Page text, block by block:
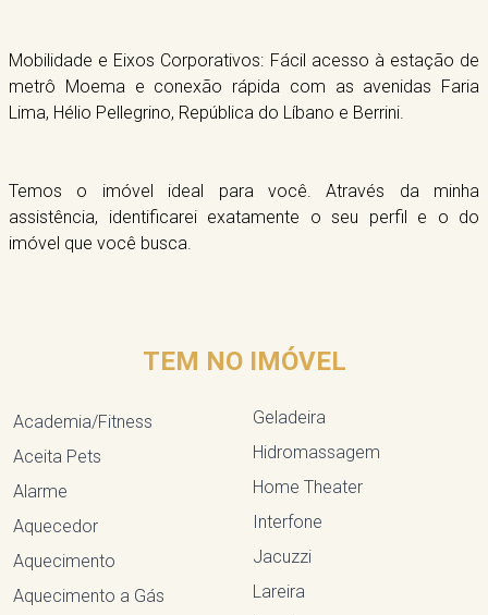
Mobilidade e Eixos Corporativos: Fácil acesso à estação de
metrô Moema e conexão rápida com as avenidas Faria
Lima, Hélio Pellegrino, República do Líbano e Berrini.
Temos o imóvel ideal para você. Através da minha
assistência, identificarei exatamente o seu perfil e o do
imóvel que você busca.
TEM NO IMÓVEL
Academia/Fitness
Aceita Pets
Alarme
Aquecedor
Aquecimento
Aquecimento a Gás
Geladeira
Hidromassagem
Home Theater
Interfone
Jacuzzi
Lareira